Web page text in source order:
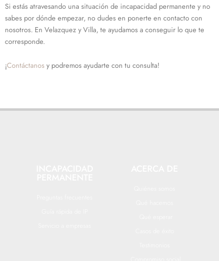
Si estás atravesando una situación de incapacidad permanente y no
sabes por dónde empezar, no dudes en ponerte en contacto con
nosotros. En Velazquez y Villa, te ayudamos a conseguir lo que te
corresponde.
¡Contáctanosy podremos ayudarte con tu consulta!